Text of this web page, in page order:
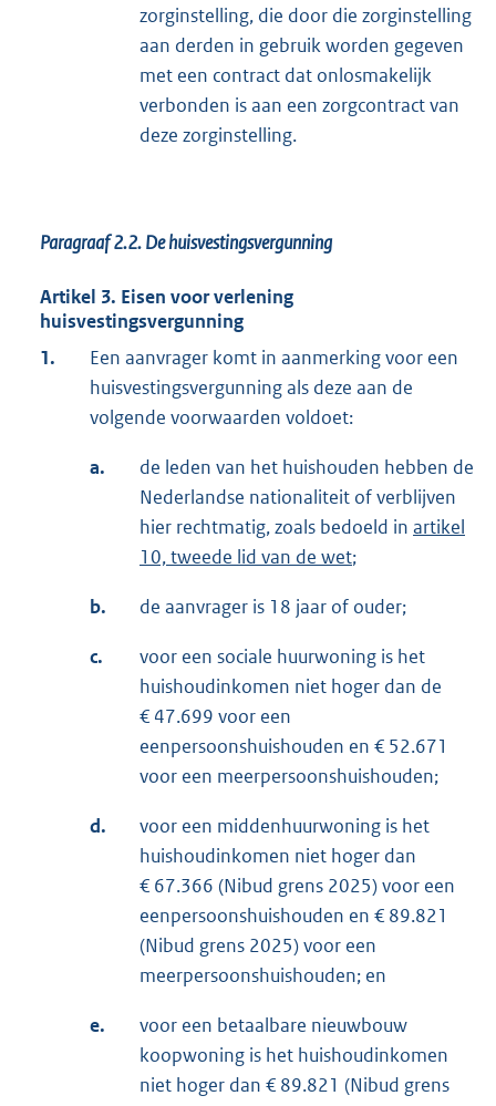
zorginstelling, die door die zorginstelling
aan derden in gebruik worden gegeven
met een contract dat onlosmakelijk
verbonden is aan een zorgcontract van
deze zorginstelling.
Paragraaf 2.2.De huisvestingsvergunning
Artikel 3. Eisen voor verlening
huisvestingsvergunning
1.
Een aanvrager komt in aanmerking voor een
huisvestingsvergunning als deze aan de
volgende voorwaarden voldoet:
a.
de leden van het huishouden hebben de
Nederlandse nationaliteit of verblijven
hier rechtmatig, zoals bedoeld in artikel
10, tweede lid van de wet;
b. de aanvrager is 18 jaar of ouder;
c.
voor een sociale huurwoning is het
huishoudinkomen niet hoger dan de
€ 47.699 voor een
eenpersoonshuishouden en € 52.671
voor een meerpersoonshuishouden;
d.
voor een middenhuurwoning is het
huishoudinkomen niet hoger dan
€ 67.366 (Nibud grens 2025) voor een
eenpersoonshuishouden en € 89.821
(Nibud grens 2025) voor een
meerpersoonshuishouden; en
e.
voor een betaalbare nieuwbouw
koopwoning is het huishoudinkomen
niet hoger dan € 89.821 (Nibud grens